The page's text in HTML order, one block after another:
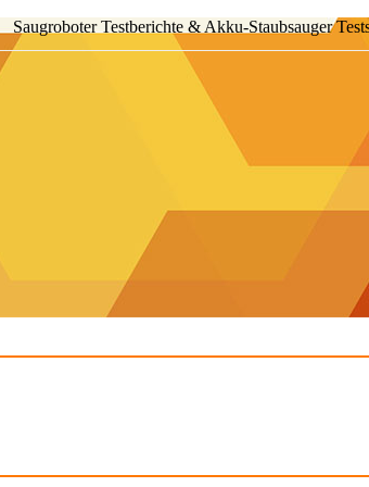
Saugroboter Testberichte & Akku-Staubsauger